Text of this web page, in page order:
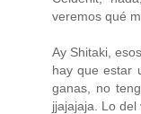
veremos qué
Ay Shitaki,
hay que estar
ganas, no
jjajajaja. Lo